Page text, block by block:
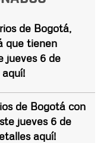
de Bogotá,
que tienen
jueves 6 de
de Bogotá con
jueves 6 de
aquí!